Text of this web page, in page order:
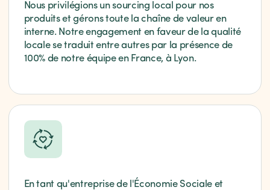
Nous privilégions un sourcing local pour nos
produits et gérons toute la chaîne de valeur en
interne. Notre engagement en faveur de la qualité
locale se traduit entre autres par la présence de
100% de notre équipe en France, à Lyon.
En tant qu'entreprise de l'Économie Sociale et